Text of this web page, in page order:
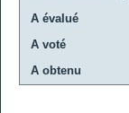
A évalué
A voté
A obtenu